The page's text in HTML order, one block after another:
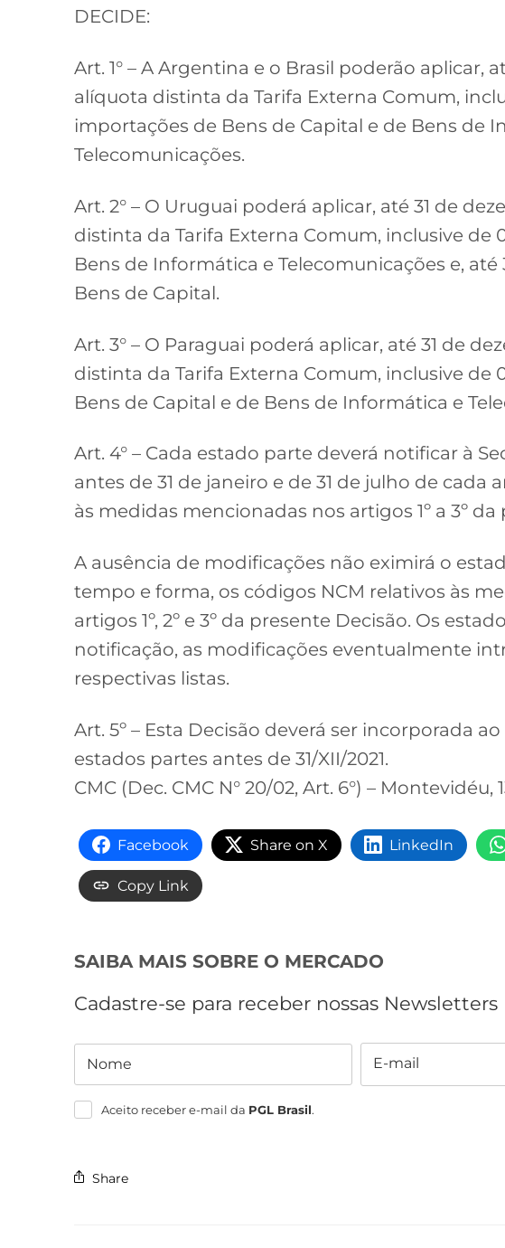
DECIDE:
Art. 1° – A Argentina e o Brasil poderão aplicar,
alíquota distinta da Tarifa Externa Comum,
importações de Bens de Capital e de Bens de
Telecomunicações.
Art. 2° – O Uruguai poderá aplicar, até 31 de
distinta da Tarifa Externa Comum, inclusive de
Bens de Informática e Telecomunicações e, até
Bens de Capital.
Art. 3° – O Paraguai poderá aplicar, até 31 de
distinta da Tarifa Externa Comum, inclusive de
Bens de Capital e de Bens de Informática e
Art. 4° – Cada estado parte deverá notificar à
antes de 31 de janeiro e de 31 de julho de cada
às medidas mencionadas nos artigos 1º a 3º
A ausência de modificações não eximirá o
tempo e forma, os códigos NCM relativos às
artigos 1º, 2º e 3º da presente Decisão. Os
notificação, as modificações eventualmente
respectivas listas.
Art. 5º – Esta Decisão deverá ser incorporada
estados partes antes de 31/XII/2021.
CMC (Dec. CMC N° 20/02, Art. 6°) – Montevidéu,
Facebook Share on X LinkedIn
Copy Link
SAIBA MAIS SOBRE O MERCADO
Cadastre-se para receber nossas Newsletters
Nome
Nome E-mail
Aceito receber e-mail da PGL Brasil.
Share